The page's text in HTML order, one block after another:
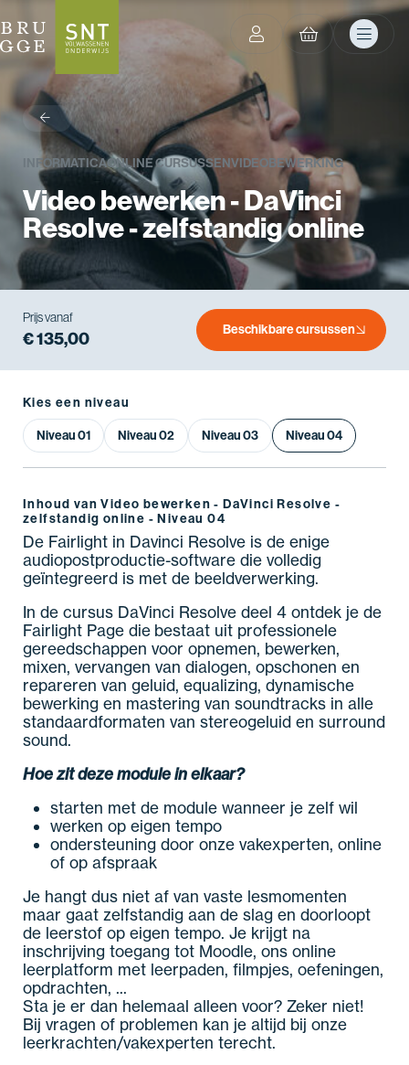
Prijs vanaf
€ 135,00 Beschikbare cursussen
terug
INFORMATICAONLINE CURSUSSENVIDEOBEWERKING
Video bewerken - DaVinci
Resolve - zelfstandig online
Kies een niveau
Niveau 01 Niveau 02 Niveau 03 Niveau 04
Inhoud van Video bewerken - DaVinci Resolve -
zelfstandig online - Niveau 04
De Fairlight in Davinci Resolve is de enige
audiopostproductie-software die volledig
geïntegreerd is met de beeldverwerking.
In de cursus DaVinci Resolve deel 4 ontdek je de
Fairlight Page die bestaat uit professionele
gereedschappen voor opnemen, bewerken,
mixen, vervangen van dialogen, opschonen en
repareren van geluid, equalizing, dynamische
bewerking en mastering van soundtracks in alle
standaardformaten van stereogeluid en surround
sound.
Hoe zit deze module in elkaar?
starten met de module wanneer je zelf wil
werken op eigen tempo
ondersteuning door onze vakexperten, online
of op afspraak
Je hangt dus niet af van vaste lesmomenten
maar gaat zelfstandig aan de slag en doorloopt
de leerstof op eigen tempo. Je krijgt na
inschrijving toegang tot Moodle, ons online
leerplatform met leerpaden, filmpjes, oefeningen,
opdrachten, ...
Sta je er dan helemaal alleen voor? Zeker niet!
Bij vragen of problemen kan je altijd bij onze
leerkrachten/vakexperten terecht.